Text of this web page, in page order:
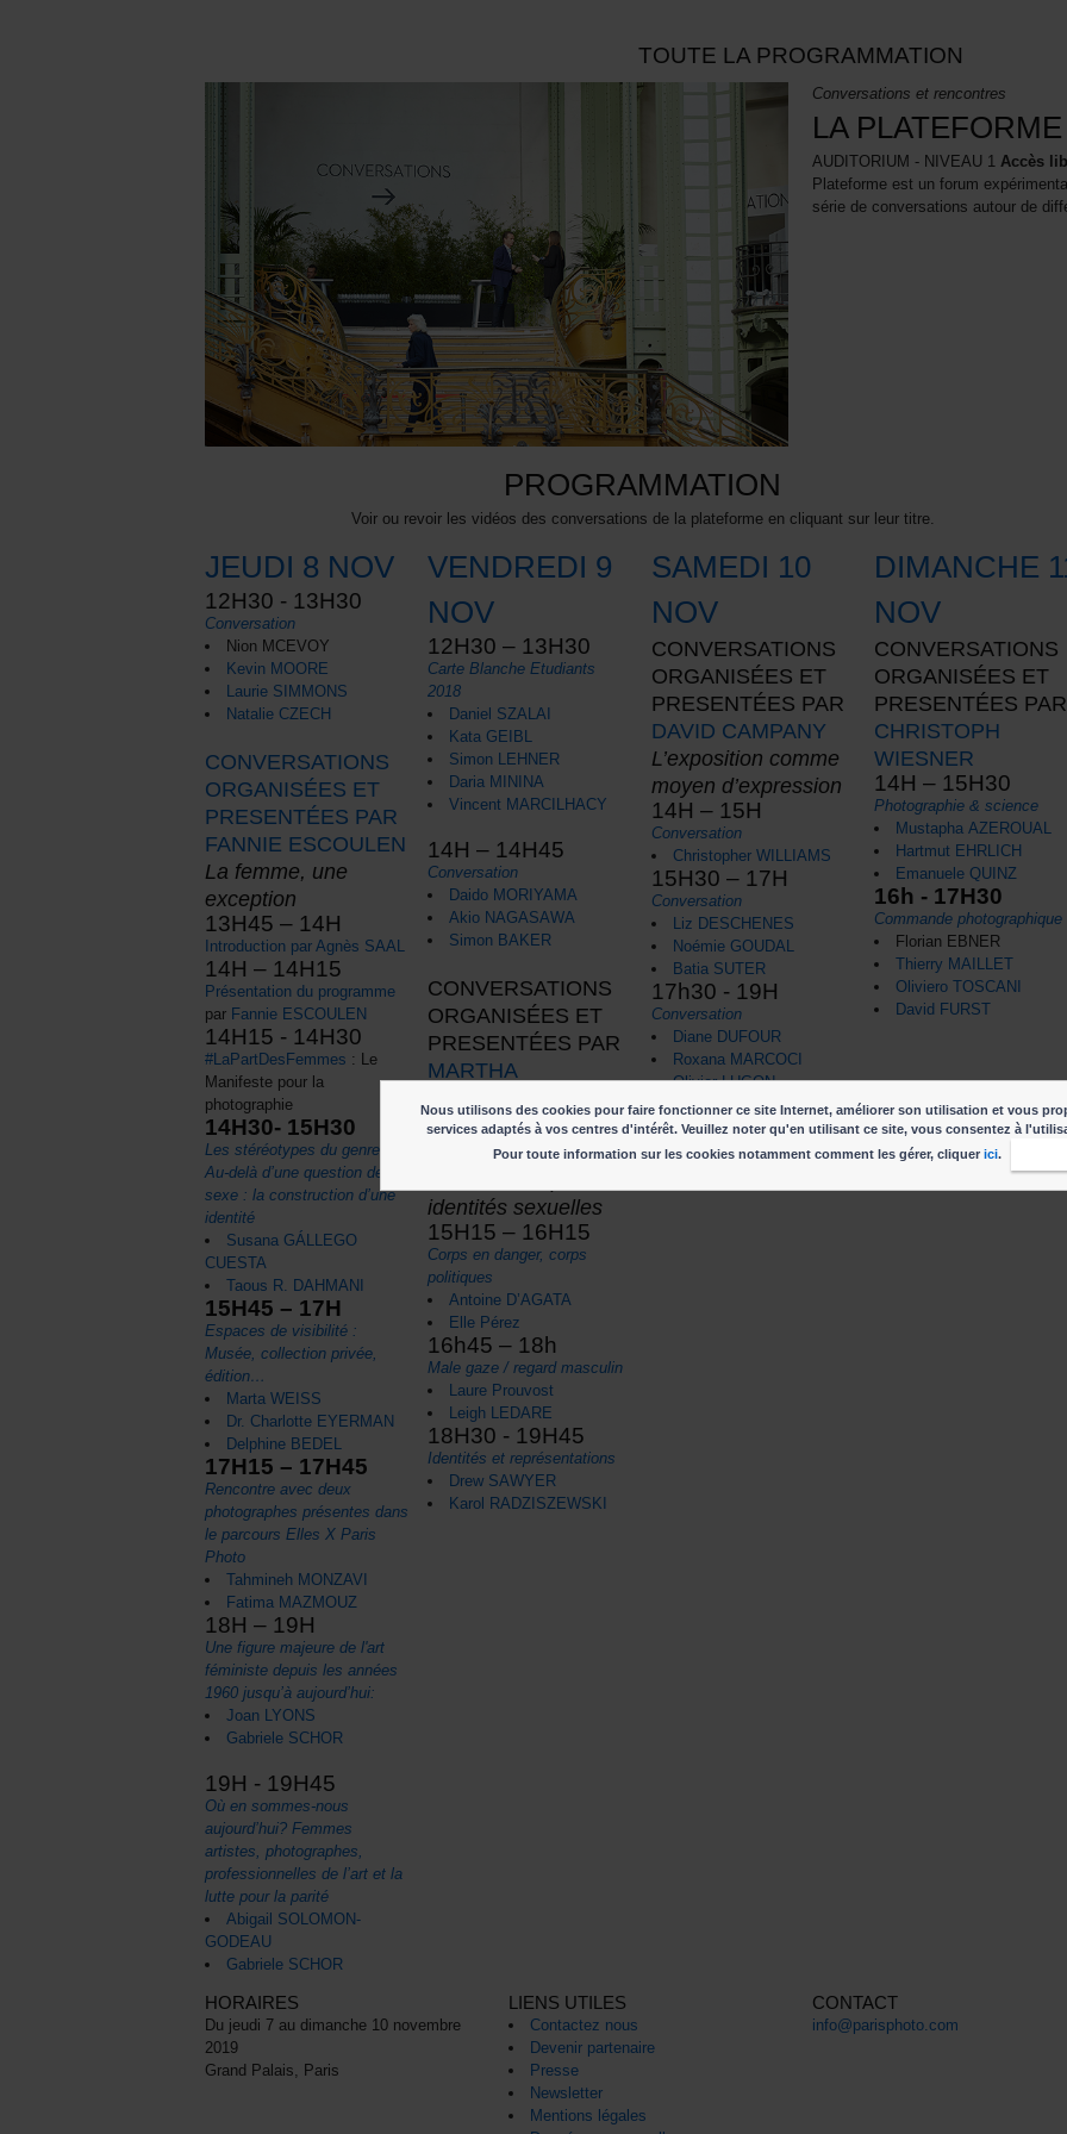
TOUTE LA PROGRAMMATION
Conversations et rencontres
LA PLATEFORME
AUDITORIUM - NIVEAU 1 Accès
Plateforme est un forum
série de conversations autour de
PROGRAMMATION
Voir ou revoir les vidéos des conversations de la plateforme en cliquant sur leur titre.
JEUDI 8 NOV
12H30 - 13H30
Conversation
Nion MCEVOY
Kevin MOORE
Laurie SIMMONS
Natalie CZECH
CONVERSATIONS
ORGANISÉES ET
PRESENTÉES PAR
FANNIE ESCOULEN
La femme, une
exception
13H45 – 14H
Introduction par Agnès SAAL
14H – 14H15
Présentation du programme
par Fannie ESCOULEN
14H15 - 14H30
#LaPartDesFemmes : Le
Manifeste pour la
photographie
14H30- 15H30
Les stéréotypes du genre -
Au-delà d’une question de
sexe : la construction d’une
identité
Susana GÁLLEGO
CUESTA
Taous R. DAHMANI
15H45 – 17H
Espaces de visibilité :
Musée, collection privée,
édition…
Marta WEISS
Dr. Charlotte EYERMAN
Delphine BEDEL
17H15 – 17H45
Rencontre avec deux
photographes présentes dans
le parcours Elles X Paris
Photo
Tahmineh MONZAVI
Fatima MAZMOUZ
18H – 19H
Une figure majeure de l'art
féministe depuis les années
1960 jusqu’à aujourd’hui:
Joan LYONS
Gabriele SCHOR
19H - 19H45
Où en sommes-nous
aujourd’hui? Femmes
artistes, photographes,
professionnelles de l’art et la
lutte pour la parité
Abigail SOLOMON-
GODEAU
Gabriele SCHOR
VENDREDI 9
NOV
12H30 – 13H30
Carte Blanche Etudiants
2018
Daniel SZALAI
Kata GEIBL
Simon LEHNER
Daria MININA
Vincent MARCILHACY
14H – 14H45
Conversation
Daido MORIYAMA
Akio NAGASAWA
Simon BAKER
CONVERSATIONS
ORGANISÉES ET
PRESENTÉES PAR
MARTHA
Autour du nouveau
secteur curiosa :
identités sexuelles
15H15 – 16H15
Corps en danger, corps
politiques
Antoine D’AGATA
Elle Pérez
16h45 – 18h
Male gaze / regard masculin
Laure Prouvost
Leigh LEDARE
18H30 - 19H45
Identités et représentations
Drew SAWYER
Karol RADZISZEWSKI
SAMEDI 10
NOV
CONVERSATIONS
ORGANISÉES ET
PRESENTÉES PAR
DAVID CAMPANY
L’exposition comme
moyen d’expression
14H – 15H
Conversation
Christopher WILLIAMS
15H30 – 17H
Conversation
Liz DESCHENES
Noémie GOUDAL
Batia SUTER
17h30 - 19H
Conversation
Diane DUFOUR
Roxana MARCOCI
Olivier LUGON
DIMANCHE
NOV
CONVERSATIONS
ORGANISÉES ET
PRESENTÉES PAR
CHRISTOPH
WIESNER
14H – 15H30
Photographie & science
Mustapha AZEROUAL
Hartmut EHRLICH
Emanuele QUINZ
16h - 17H30
Commande photographique
Florian EBNER
Thierry MAILLET
Oliviero TOSCANI
David FURST
HORAIRES
Du jeudi 7 au dimanche 10 novembre
2019
Grand Palais, Paris
LIENS UTILES
Contactez nous
Devenir partenaire
Presse
Newsletter
Mentions légales
CONTACT
info@parisphoto.com
Nous utilisons des cookies pour faire fonctionner ce site Internet, améliorer son utilisation et vous
services adaptés à vos centres d'intérêt. Veuillez noter qu'en utilisant ce site, vous consentez à
Pour toute information sur les cookies notamment comment les gérer, cliquer ici.